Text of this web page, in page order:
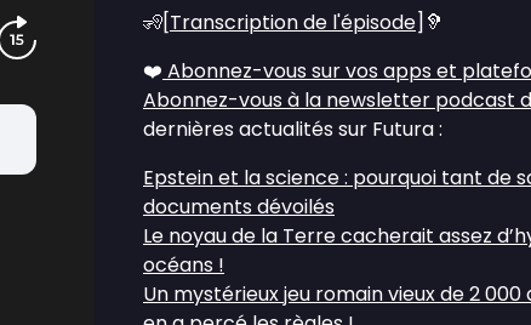
🧏[Transcription de l'épisode]🦻
❤️ Abonnez-vous sur vos apps et
Abonnez-vous à la newsletter podcast
dernières actualités sur Futura :
Epstein et la science : pourquoi tant de
documents dévoilés
Le noyau de la Terre cacherait assez
océans !
Un mystérieux jeu romain vieux de 2